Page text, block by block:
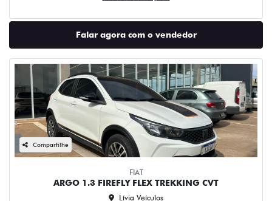
Falar agora com o vendedor
Compartilhe
FIAT
ARGO 1.3 FIREFLY FLEX TREKKING CVT
Lívia Veículos